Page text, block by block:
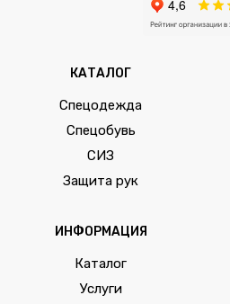
КАТАЛОГ
Спецодежда
Спецобувь
СИЗ
Защита рук
ИНФОРМАЦИЯ
Каталог
Услуги